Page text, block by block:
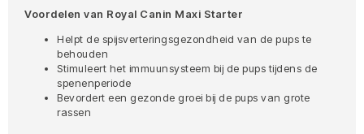
Voordelen van Royal Canin Maxi Starter
Helpt de spijsverteringsgezondheid van de pups te
behouden
Stimuleert het immuunsysteem bij de pups tijdens de
spenenperiode
Bevordert een gezonde groei bij de pups van grote
rassen